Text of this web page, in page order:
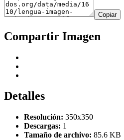
Copiar
Compartir Imagen
Detalles
Resolución: 350x350
Descargas: 1
Tamaño de archivo: 85.6 KB